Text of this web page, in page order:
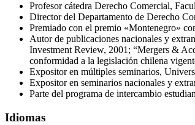
Profesor cátedra Derecho Comercial,
Director del Departamento de Derecho
Premiado con el premio «Montenegro»
Autor de publicaciones nacionales y
Investment Review, 2001; “Mergers &
conformidad a la legislación chilena
Expositor en múltiples seminarios,
Expositor en seminarios nacionales y
Parte del programa de intercambio
Idiomas